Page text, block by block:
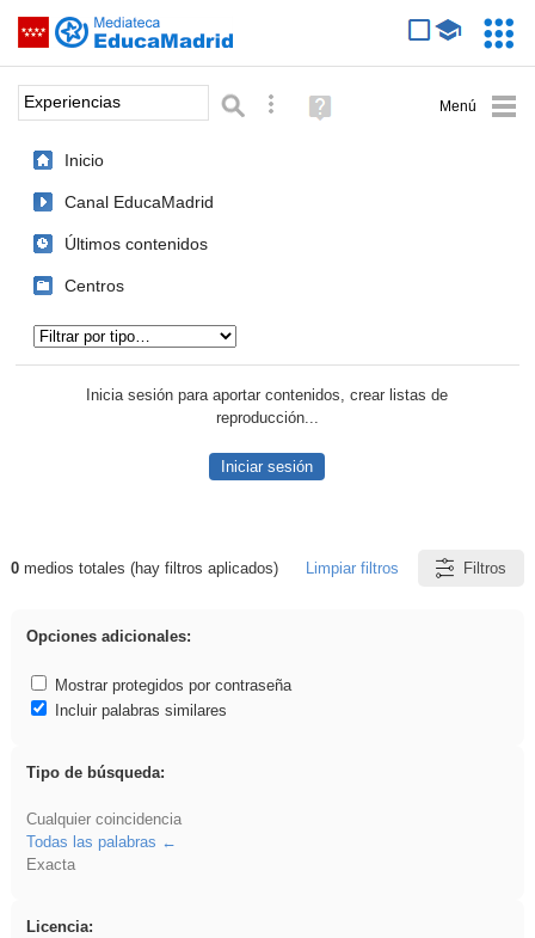
Saltar navegación
Palabra o frase: Búsqueda avanzada
Ayuda
(en
Inicio
Canal EducaMadrid
Últimos contenidos
Centros
Inicia sesión para aportar contenidos, crear listas de
reproducción...
Iniciar sesión
Resultados de: Experiencias
0medios totales (hay filtros aplicados) Limpiar filtros Filtros
Opciones adicionales:
Mostrar protegidos por contraseña
Incluir palabras similares
Tipo de búsqueda:
Cualquier coincidencia
Todas las palabras
Exacta
Licencia: